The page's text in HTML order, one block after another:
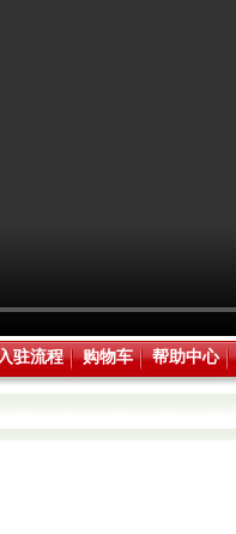
驻流程 购物车 帮助中心